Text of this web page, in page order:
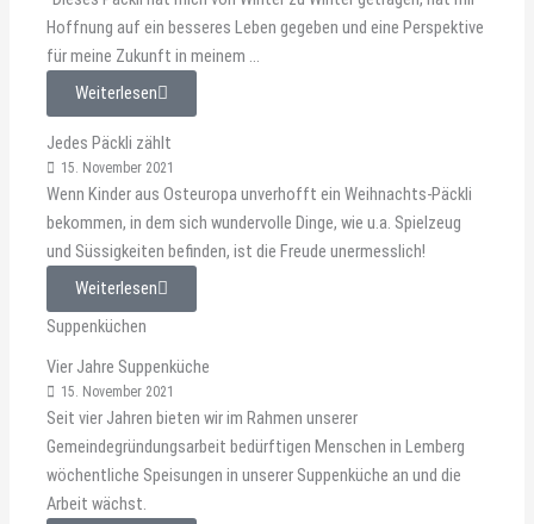
Hoffnung auf ein besseres Leben gegeben und eine Perspektive
für meine Zukunft in meinem ...
Weiterlesen
Jedes Päckli zählt
15. November 2021
Wenn Kinder aus Osteuropa unverhofft ein Weihnachts-Päckli
bekommen, in dem sich wundervolle Dinge, wie u.a. Spielzeug
und Süssigkeiten befinden, ist die Freude unermesslich!
Weiterlesen
Suppenküchen
Vier Jahre Suppenküche
15. November 2021
Seit vier Jahren bieten wir im Rahmen unserer
Gemeindegründungsarbeit bedürftigen Menschen in Lemberg
wöchentliche Speisungen in unserer Suppenküche an und die
Arbeit wächst.